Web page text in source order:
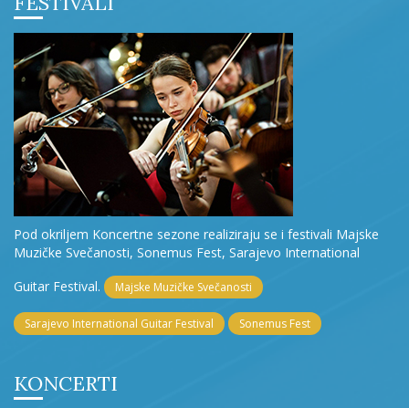
Pod okriljem Koncertne sezone realiziraju se i festivali Majske
Muzičke Svečanosti, Sonemus Fest, Sarajevo International
Guitar Festival.
Majske Muzičke Svečanosti
Sarajevo International Guitar Festival Sonemus Fest
KONCERTI